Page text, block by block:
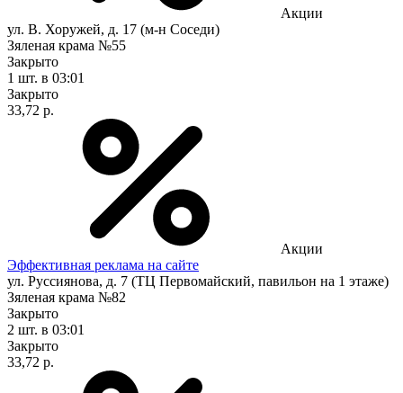
Акции
ул. В. Хоружей, д. 17 (м-н Соседи)
Зяленая крама №55
Закрыто
1 шт. в 03:01
Закрыто
33,72 р.
Акции
Эффективная реклама на сайте
ул. Руссиянова, д. 7 (ТЦ Первомайский, павильон на 1 этаже)
Зяленая крама №82
Закрыто
2 шт. в 03:01
Закрыто
33,72 р.